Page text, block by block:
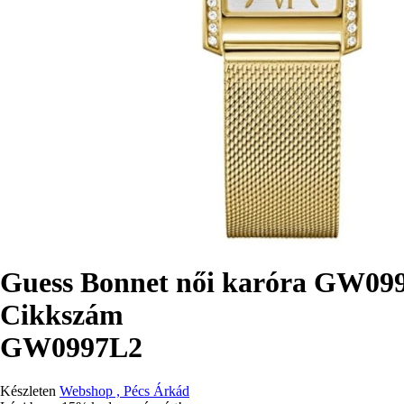
Guess Bonnet női karóra
Cikkszám
GW0997L2
Készleten Webshop , Pécs Árkád